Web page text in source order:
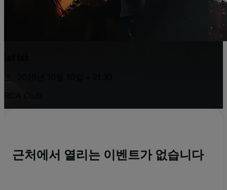
토, 2026년 10월 10일 • 21:30
근처에서 열리는 이벤트가 없습니다